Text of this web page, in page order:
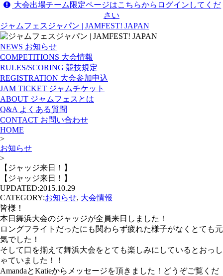
大会出場チーム限定ページはこちらからログインしてくだ
さい
ジャムフェスジャパン | JAMFEST! JAPAN
NEWS お知らせ
COMPETITIONS 大会情報
RULES/SCORING 競技規定
REGISTRATION 大会参加申込
JAM TICKET ジャムチケット
ABOUT ジャムフェスとは
Q&A よくある質問
CONTACT お問い合わせ
HOME
>
お知らせ
>
【ジャッジ来日！】
【ジャッジ来日！】
UPDATED:2015.10.29
CATEGORY:お知らせ, 大会情報
皆様！
本日舞浜大会のジャッジが全員来日しました！
ロングフライトだったにも関わらず疲れた様子がなくとても元
気でした！
そして口を揃えて舞浜大会をとても楽しみにしているとおっし
ゃていました！！
AmandaとKatieからメッセージを頂きました！どうぞご覧くだ